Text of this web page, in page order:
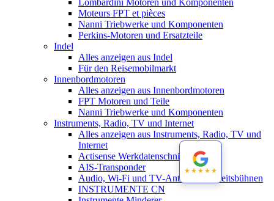
Lombardini Motoren und Komponenten
Moteurs FPT et pièces
Nanni Triebwerke und Komponenten
Perkins-Motoren und Ersatzteile
Indel
Alles anzeigen aus Indel
Für den Reisemobilmarkt
Innenbordmotoren
Alles anzeigen aus Innenbordmotoren
FPT Motoren und Teile
Nanni Triebwerke und Komponenten
Instruments, Radio, TV und Internet
Alles anzeigen aus Instruments, Radio, TV und
Internet
Actisense Werkdatenschnitt
AIS-Transponder
Audio, Wi-Fi und TV-Antennen-Arbeitsbühnen
INSTRUMENTE CN
★★★★★
★★★★★